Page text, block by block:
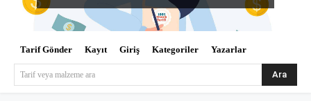
Tarif Gönder Kayıt Giriş Kategoriler Yazarlar
Tarif veya malzeme ara Ara